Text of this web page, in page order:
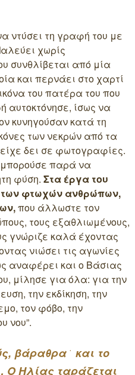
ντύσει τη γραφή του με
χωρίς
συνθλίβεται από μία
και περνάει στο χαρτί
του πατέρα του που
αυτοκτόνησε, ίσως να
κυνηγούσαν κατά τη
των νεκρών από τα
δει σε φωτογραφίες.
μπορούσε παρά να
φύση. Στα έργα του
των φτωχών ανθρώπων,
που άλλωστε τον
τους εξαθλιωμένους,
γνώριζε καλά έχοντας
νιώσει τις αγωνίες
αναφέρει και ο Βάσιας
μίλησε για όλα: για την
την εκδίκηση, την
τον φόβο, την
νου”.
βάραθρα ͘ και το
Ο Ηλίας ταράζεται